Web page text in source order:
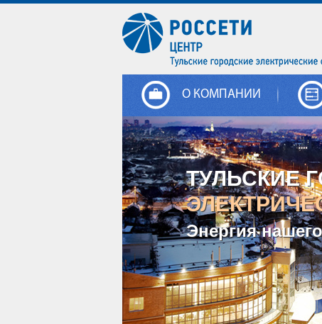
О КОМПАНИИ
ТУЛЬСКИЕ
Энергия